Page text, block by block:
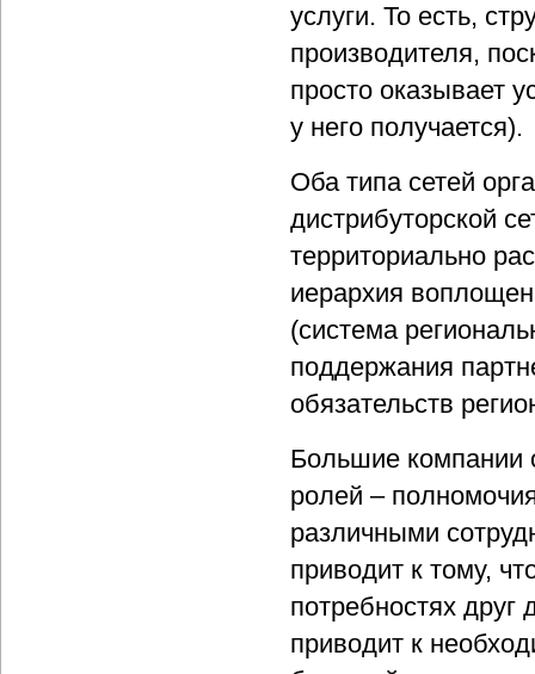
услуги. То есть,
производителя,
просто оказывает
у него получается).
Оба типа сетей
дистрибуторской
территориально
иерархия
(система
поддержания
обязательств
Большие компании
ролей –
различными
приводит к тому,
потребностях друг
приводит к